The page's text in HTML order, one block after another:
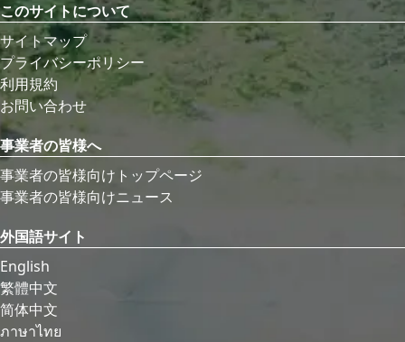
このサイトについて
サイトマップ
プライバシーポリシー
利用規約
お問い合わせ
事業者の皆様へ
事業者の皆様向けトップページ
事業者の皆様向けニュース
外国語サイト
English
繁體中文
简体中文
ภาษาไทย